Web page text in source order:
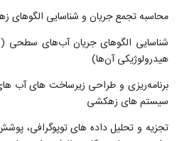
محاسبه تجمع جریان و شناسایی الگوهای
شناسایی الگوهای جریان آب‌های سطحی
هیدرولوژیکی آن‌ها)
برنامه‌ریزی و طراحی زیرساخت های آب
سیستم های زهکشی
تجزیه و تحلیل داده های توپوگرافی،